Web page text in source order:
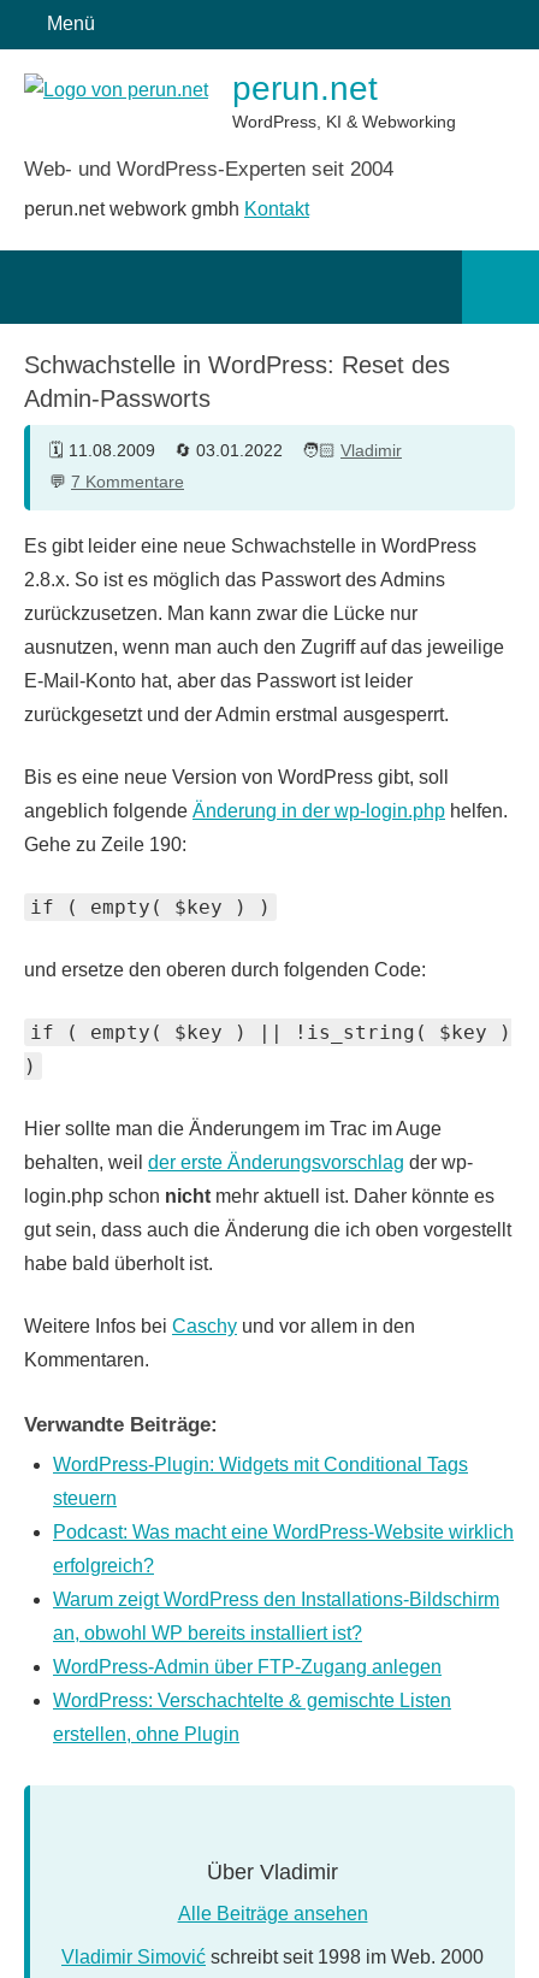
Inhalt
springen
Menü
perun.net
WordPress, KI & Webworking
Web- und WordPress-Experten seit 2004
perun.net webwork gmbh Kontakt
Schwachstelle in WordPress: Reset des
Admin-Passworts
11.08.2009 03.01.2022
Vladimir
7 Kommentare
Es gibt leider eine neue Schwachstelle in WordPress
2.8.x. So ist es möglich das Passwort des Admins
zurückzusetzen. Man kann zwar die Lücke nur
ausnutzen, wenn man auch den Zugriff auf das jeweilige
E-Mail-Konto hat, aber das Passwort ist leider
zurückgesetzt und der Admin erstmal ausgesperrt.
Bis es eine neue Version von WordPress gibt, soll
angeblich folgende Änderung in der wp-login.php helfen.
Gehe zu Zeile 190:
if ( empty( $key ) )
und ersetze den oberen durch folgenden Code:
if ( empty( $key ) || !is_string( $key )
)
Hier sollte man die Änderungem im Trac im Auge
behalten, weil der erste Änderungsvorschlag der wp-
login.php schon nicht mehr aktuell ist. Daher könnte es
gut sein, dass auch die Änderung die ich oben vorgestellt
habe bald überholt ist.
Weitere Infos bei Caschy und vor allem in den
Kommentaren.
Verwandte Beiträge:
WordPress-Plugin: Widgets mit Conditional Tags
steuern
Podcast: Was macht eine WordPress-Website wirklich
erfolgreich?
Warum zeigt WordPress den Installations-Bildschirm
an, obwohl WP bereits installiert ist?
WordPress-Admin über FTP-Zugang anlegen
WordPress: Verschachtelte & gemischte Listen
erstellen, ohne Plugin
Über Vladimir
Alle Beiträge ansehen
Vladimir Simović schreibt seit 1998 im Web. 2000